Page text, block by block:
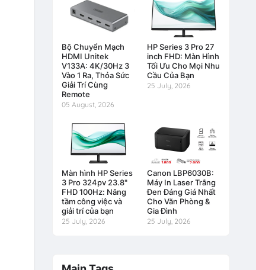
Bộ Chuyển Mạch
HDMI Unitek
V133A: 4K/30Hz 3
Vào 1 Ra, Thỏa Sức
Giải Trí Cùng
Remote
05 August, 2026
HP Series 3 Pro 27
inch FHD: Màn Hình
Tối Ưu Cho Mọi Nhu
Cầu Của Bạn
25 July, 2026
Màn hình HP Series
3 Pro 324pv 23.8"
FHD 100Hz: Nâng
tầm công việc và
giải trí của bạn
25 July, 2026
Canon LBP6030B:
Máy In Laser Trắng
Đen Đáng Giá Nhất
Cho Văn Phòng &
Gia Đình
25 July, 2026